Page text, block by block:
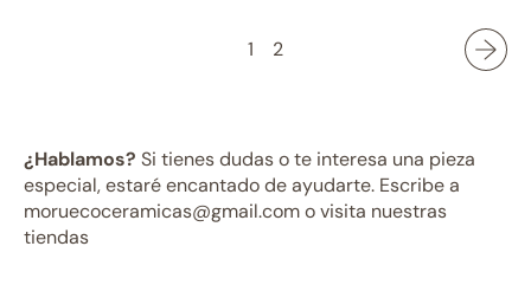
1 2
¿Hablamos? Si tienes dudas o te interesa una pieza
especial, estaré encantado de ayudarte. Escribe a
moruecoceramicas@gmail.com o visita nuestras
tiendas